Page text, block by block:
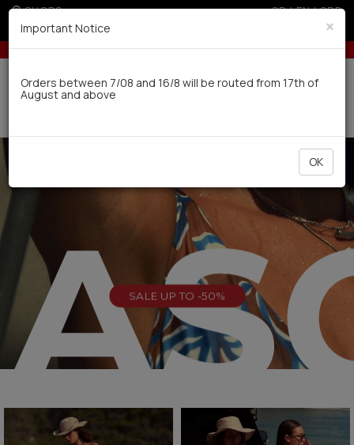
SHOPS GR|EN|SRB
Up to 6 interest-free installments with credit cards
orders over 50€
Delivery in 7-9 working days via UPS
SALE UP TO -50%
×
Important Notice
Orders between 7/08 and 16/8 will be routed from 17th of
August and above
OK